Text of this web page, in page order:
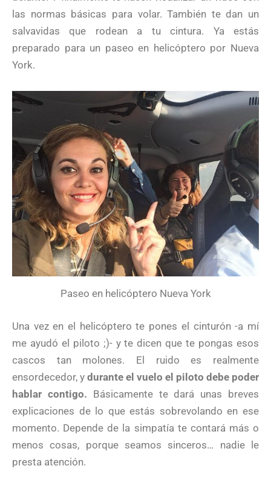
las normas básicas para volar. También te dan un
salvavidas que rodean a tu cintura. Ya estás
preparado para un paseo en helicóptero por Nueva
York.
Paseo en helicóptero Nueva York
Una vez en el helicóptero te pones el cinturón -a mí
me ayudó el piloto ;)- y te dicen que te pongas esos
cascos tan molones. El ruido es realmente
ensordecedor, y durante el vuelo el piloto debe poder
hablar contigo. Básicamente te dará unas breves
explicaciones de lo que estás sobrevolando en ese
momento. Depende de la simpatía te contará más o
menos cosas, porque seamos sinceros… nadie le
presta atención.